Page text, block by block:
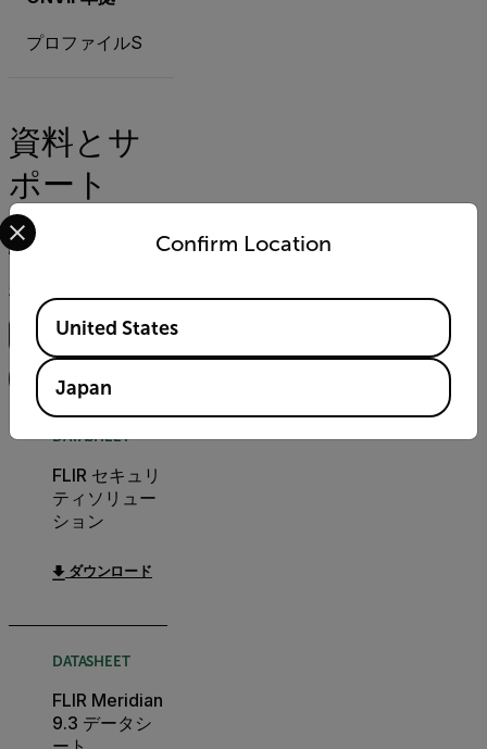
プロファイルS
資料とサ
ポート
文書類
検索
フィルター
DATASHEET
FLIR セキュリ
ティソリュー
ション
ダウンロード
DATASHEET
FLIR Meridian
9.3 データシ
Confirm Location
Select your preferred country and language from the
Available Locations
United States
Japan